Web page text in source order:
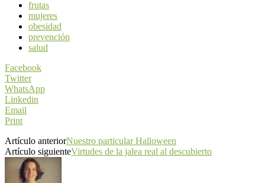
frutas
mujeres
obesidad
prevención
salud
Facebook
Twitter
WhatsApp
Linkedin
Email
Print
Artículo anteriorNuestro particular Halloween
Artículo siguienteVirtudes de la jalea real al descubierto